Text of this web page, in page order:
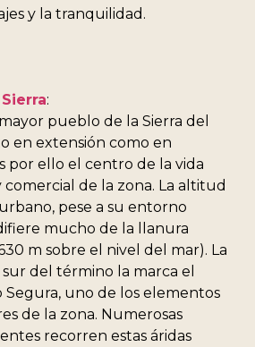
y la tranquilidad.
:
pueblo de la Sierra del
en extensión como en
por ello el centro de la vida
comercial de la zona. La altitud
pese a su entorno
mucho de la llanura
m sobre el nivel del mar). La
del término la marca el
Segura, uno de los elementos
de la zona. Numerosas
recorren estas áridas